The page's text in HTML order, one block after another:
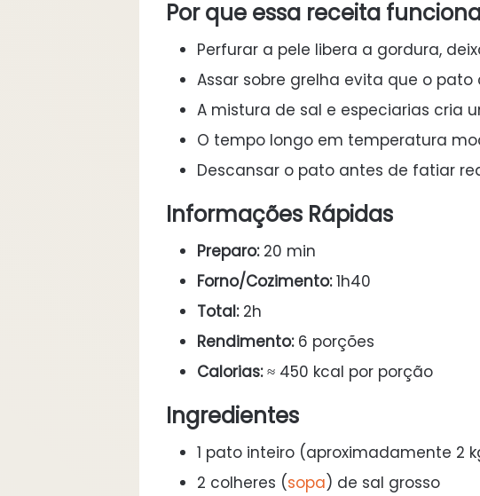
Por que essa receita
Perfurar a pele libera a gordura,
Assar sobre grelha evita que o
A mistura de sal e especiarias cria
O tempo longo em temperatura
Descansar o pato antes de fatiar
Informações Rápidas
Preparo:20 min
Forno/Cozimento:1h40
Total:2h
Rendimento:6 porções
Calorias:≈ 450 kcal por porção
Ingredientes
1 pato inteiro (aproximadamente 2
2 colheres (sopa) de sal grosso